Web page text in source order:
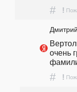
# !
очень
# !